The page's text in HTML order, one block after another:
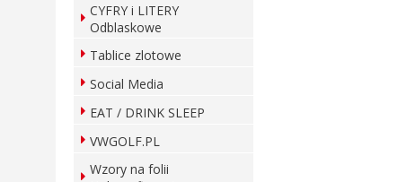
CYFRY i LITERY
Odblaskowe
Tablice zlotowe
Social Media
EAT / DRINK SLEEP
VWGOLF.PL
Wzory na folii